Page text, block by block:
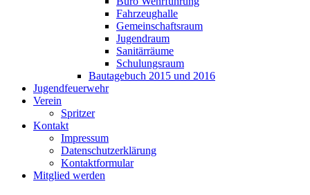
Fahrzeughalle
Gemeinschaftsraum
Jugendraum
Sanitärräume
Schulungsraum
Bautagebuch 2015 und 2016
Jugendfeuerwehr
Verein
Spritzer
Kontakt
Impressum
Datenschutzerklärung
Kontaktformular
Mitglied werden